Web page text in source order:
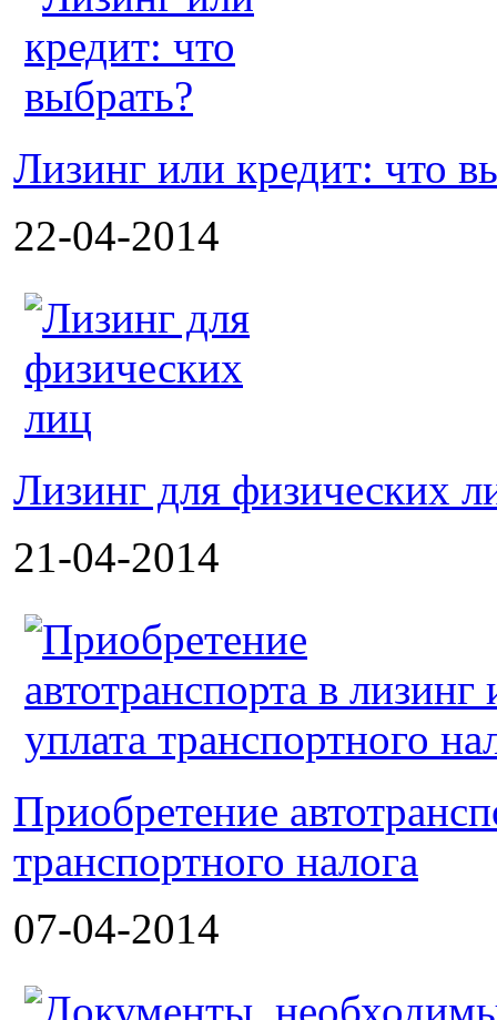
Лизинг или кредит: что
22-04-2014
Лизинг для физических
21-04-2014
Приобретение
транспортного налога
07-04-2014